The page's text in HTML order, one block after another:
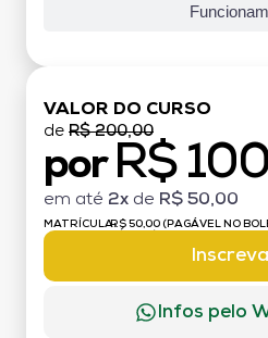
VALOR DO CURSO
de R$ 200,00
por R$
em até 2x de R$ 50,00
MATRÍCULA:R$ 50,00 (PAGÁVEL NO
Infos pelo